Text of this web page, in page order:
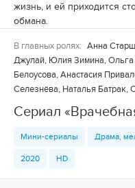
жизнь, и ей приходится
обмана.
В главных ролях: Анна
Джулай, Юлия Зимина,
Белоусова, Анастасия
Селезнёва, Наталья Батрак,
Сериал
Мини-сериалы Драма,
2020 HD